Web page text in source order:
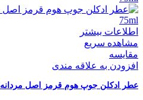
اطلاعات بیشتر
مشاهده سریع
مقایسه
افزودن به علاقه مندی
عطر ادکلن جوپ هوم قرمز اصل مردانه JOOP HOMME EDT 75ml